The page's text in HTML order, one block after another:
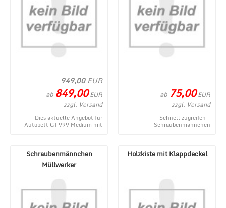
949,00EUR
ab 849,00EUR
zzgl. Versand
Dies aktuelle Angebot für
Autobett GT 999 Medium mit
ab 75,00EUR
zzgl. Versand
Schnell zugreifen -
Schraubenmännchen
Schraubenmännchen
Müllwerker
Holzkiste mit Klappdeckel